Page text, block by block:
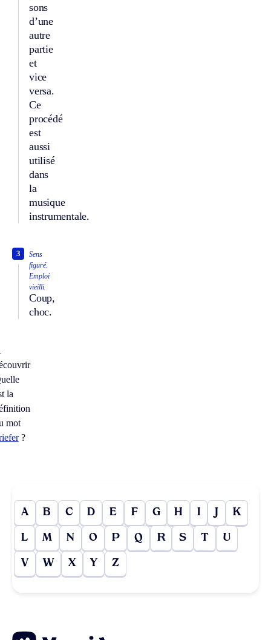
sons
d’une
autre
partie
et
vice
versa.
Ce
procédé
est
aussi
utilisé
dans
la
musique
instrumentale.
Sens
figuré.
Emploi
vieilli.
Coup,
choc.
3
la
mot
?
A B C D E F G H I J K
L M N O P Q R S T U
V W X Y Z